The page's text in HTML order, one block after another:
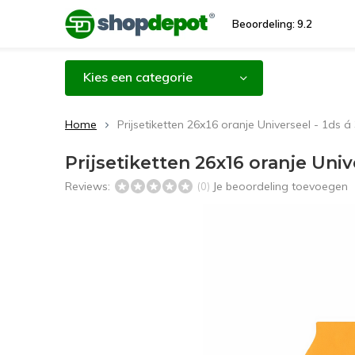
Beoordeling: 9.2
Kies een categorie
Home Prijsetiketten 26x16 oranje Universeel - 1ds á
Prijsetiketten 26x16 oranje
Reviews: (0) Je beoordeling toevoegen